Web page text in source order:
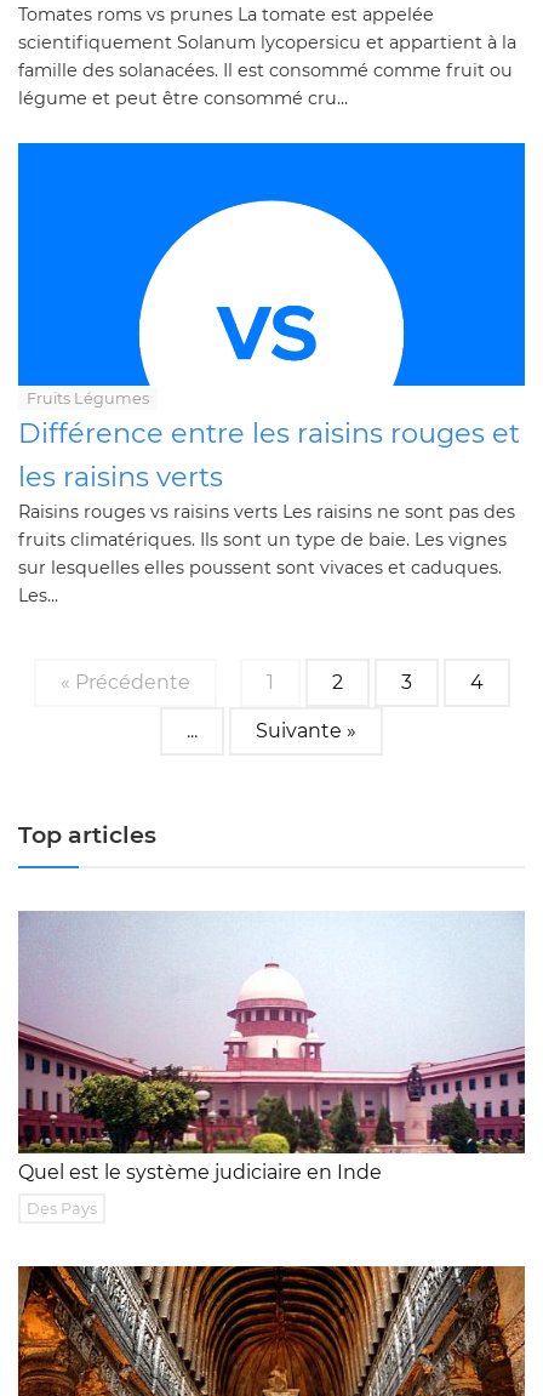
Tomates roms vs prunes La tomate est appelée
scientifiquement Solanum lycopersicu et appartient à la
famille des solanacées. Il est consommé comme fruit ou
légume et peut être consommé cru...
Fruits Légumes
Différence entre les raisins rouges et
les raisins verts
Raisins rouges vs raisins verts Les raisins ne sont pas des
fruits climatériques. Ils sont un type de baie. Les vignes
sur lesquelles elles poussent sont vivaces et caduques.
Les...
« Précédente 1 2 3 4
... Suivante »
Top articles
Quel est le système judiciaire en Inde
Des Pays